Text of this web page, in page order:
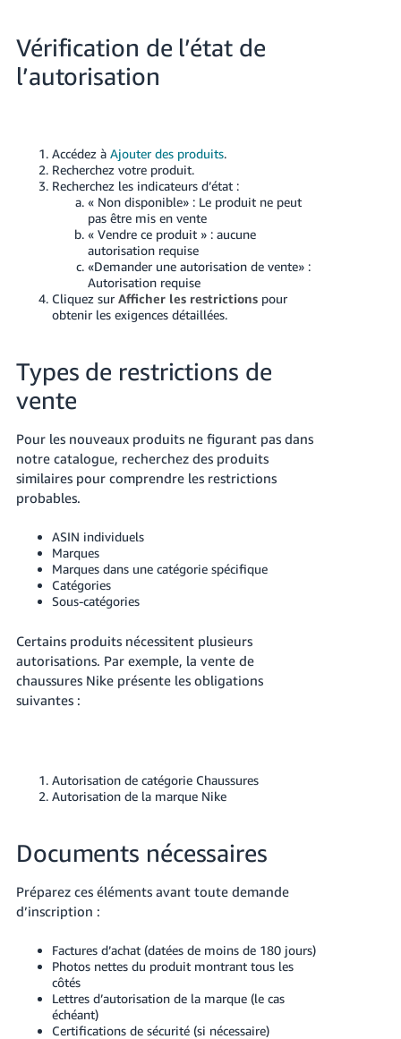
Vérification de l’état de
l’autorisation
Accédez à Ajouter des produits.
Recherchez votre produit.
Recherchez les indicateurs d’état :
« Non disponible» : Le produit ne peut
pas être mis en vente
« Vendre ce produit » : aucune
autorisation requise
«Demander une autorisation de vente» :
Autorisation requise
Cliquez sur Afficher les restrictionspour
obtenir les exigences détaillées.
Types de restrictions de
vente
Pour les nouveaux produits ne figurant pas dans
notre catalogue, recherchez des produits
similaires pour comprendre les restrictions
probables.
ASIN individuels
Marques
Marques dans une catégorie spécifique
Catégories
Sous-catégories
Certains produits nécessitent plusieurs
autorisations. Par exemple, la vente de
chaussures Nike présente les obligations
suivantes :
Autorisation de catégorie Chaussures
Autorisation de la marque Nike
Documents nécessaires
Préparez ces éléments avant toute demande
d’inscription :
Factures d’achat (datées de moins de 180 jours)
Photos nettes du produit montrant tous les
côtés
Lettres d’autorisation de la marque (le cas
échéant)
Certifications de sécurité (si nécessaire)